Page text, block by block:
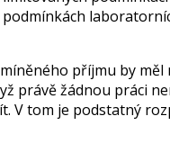
příjmu by
právě žádnou práci
V tom je podstatný